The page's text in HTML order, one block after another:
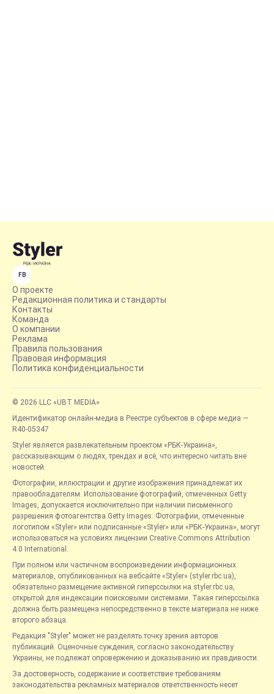
FB
О проекте
Редакционная политика и стандарты
Контакты
Команда
О компании
Реклама
Правила пользования
Правовая информация
Политика конфиденциальности
© 2026 LLC «UBT MEDIA»
Идентификатор онлайн-медиа в Реестре субъектов в сфере медиа —
R40-05347
Styler является развлекательным проектом «РБК-Украина»,
рассказывающим о людях, трендах и всё, что интересно читать вне
новостей.
Фотографии, иллюстрации и другие изображения принадлежат их
правообладателям. Использование фотографий, отмеченных Getty
Images, допускается исключительно при наличии письменного
разрешения фотоагентства Getty Images. Фотографии, отмеченные
логотипом «Styler» или подписанные «Styler» или «РБК-Украина», могут
использоваться на условиях лицензии Creative Commons Attribution
4.0 International.
При полном или частичном воспроизведении информационных
материалов, опубликованных на вебсайте «Styler» (styler.rbc.ua),
обязательно размещение активной гиперссылки на styler.rbc.ua,
открытой для индексации поисковыми системами. Такая гиперссылка
должна быть размещена непосредственно в тексте материала не ниже
второго абзаца.
Редакция "Styler" может не разделять точку зрения авторов
публикаций. Оценочные суждения, согласно законодательству
Украины, не подлежат опровержению и доказыванию их правдивости.
За достоверность, содержание и соответствие требованиям
законодательства рекламных материалов ответственность несет